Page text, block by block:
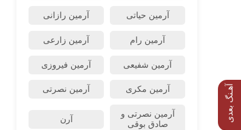
آهـنگ بعدی
آرمین حیاتی آرمین رازانی
آرمین رام آرمین زارعی
آرمین شفیعی آرمین فیروزی
آرمین مکری آرمین نصرتی
آرمین نصرتی و
صادق بوقی
آرن